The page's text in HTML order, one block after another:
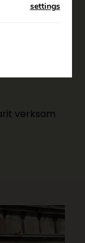
verksam
settings